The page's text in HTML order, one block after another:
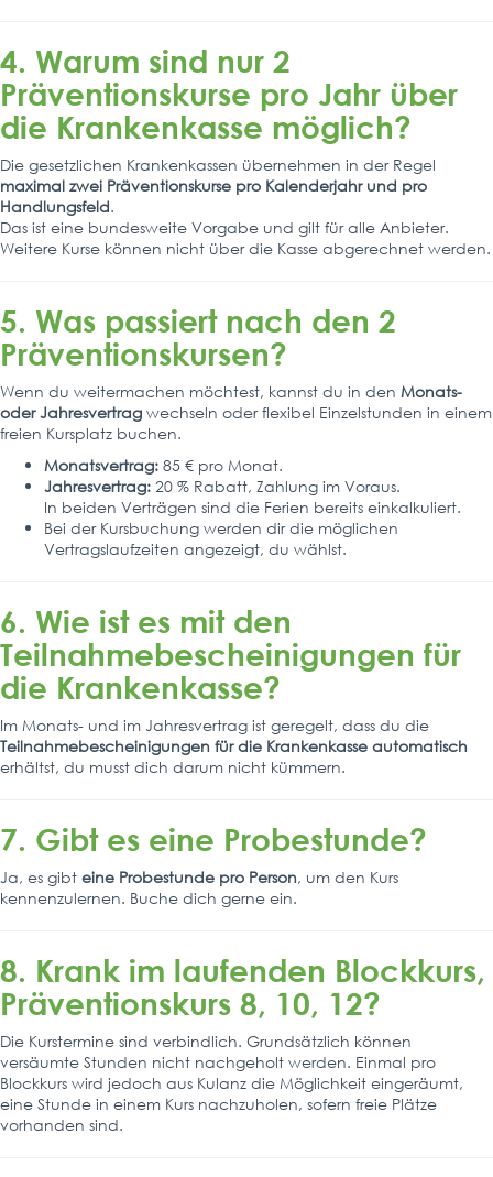
4. Warum sind nur 2
Präventionskurse pro Jahr über
die Krankenkasse möglich?
Die gesetzlichen Krankenkassen übernehmen in der Regel
maximal zwei Präventionskurse pro Kalenderjahr und pro
Handlungsfeld.
Das ist eine bundesweite Vorgabe und gilt für alle Anbieter.
Weitere Kurse können nicht über die Kasse abgerechnet werden.
5. Was passiert nach den 2
Präventionskursen?
Wenn du weitermachen möchtest, kannst du in den Monats-
oder Jahresvertrag wechseln oder flexibel Einzelstunden in einem
freien Kursplatz buchen.
Monatsvertrag: 85 € pro Monat.
Jahresvertrag: 20 % Rabatt, Zahlung im Voraus.
In beiden Verträgen sind die Ferien bereits einkalkuliert.
Bei der Kursbuchung werden dir die möglichen
Vertragslaufzeiten angezeigt, du wählst.
6. Wie ist es mit den
Teilnahmebescheinigungen für
die Krankenkasse?
Im Monats- und im Jahresvertrag ist geregelt, dass du die
Teilnahmebescheinigungen für die Krankenkasse automatisch
erhältst, du musst dich darum nicht kümmern.
7. Gibt es eine Probestunde?
Ja, es gibt eine Probestunde pro Person, um den Kurs
kennenzulernen. Buche dich gerne ein.
8. Krank im laufenden Blockkurs,
Präventionskurs 8, 10, 12?
Die Kurstermine sind verbindlich. Grundsätzlich können
versäumte Stunden nicht nachgeholt werden. Einmal pro
Blockkurs wird jedoch aus Kulanz die Möglichkeit eingeräumt,
eine Stunde in einem Kurs nachzuholen, sofern freie Plätze
vorhanden sind.